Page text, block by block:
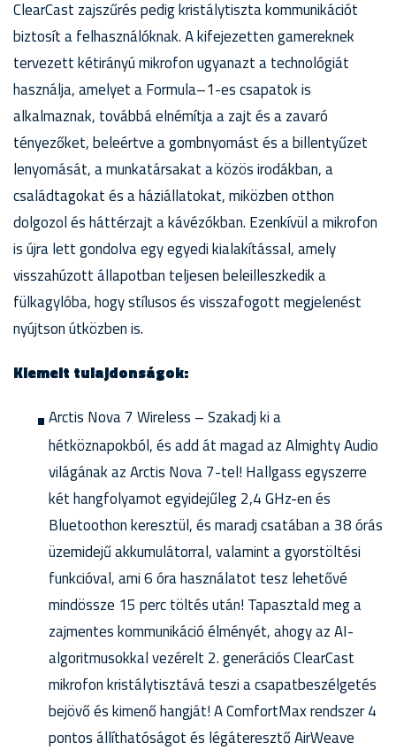
ClearCast zajszűrés pedig kristálytiszta kommunikációt
biztosít a felhasználóknak. A kifejezetten gamereknek
tervezett kétirányú mikrofon ugyanazt a technológiát
használja, amelyet a Formula–1-es csapatok is
alkalmaznak, továbbá elnémítja a zajt és a zavaró
tényezőket, beleértve a gombnyomást és a billentyűzet
lenyomását, a munkatársakat a közös irodákban, a
családtagokat és a háziállatokat, miközben otthon
dolgozol és háttérzajt a kávézókban. Ezenkívül a mikrofon
is újra lett gondolva egy egyedi kialakítással, amely
visszahúzott állapotban teljesen beleilleszkedik a
fülkagylóba, hogy stílusos és visszafogott megjelenést
nyújtson útközben is.
Kiemelt tulajdonságok:
Arctis Nova 7 Wireless – Szakadj ki a
hétköznapokból, és add át magad az Almighty Audio
világának az Arctis Nova 7-tel! Hallgass egyszerre
két hangfolyamot egyidejűleg 2,4 GHz-en és
Bluetoothon keresztül, és maradj csatában a 38 órás
üzemidejű akkumulátorral, valamint a gyorstöltési
funkcióval, ami 6 óra használatot tesz lehetővé
mindössze 15 perc töltés után! Tapasztald meg a
zajmentes kommunikáció élményét, ahogy az AI-
algoritmusokkal vezérelt 2. generációs ClearCast
mikrofon kristálytisztává teszi a csapatbeszélgetés
bejövő és kimenő hangját! A ComfortMax rendszer 4
pontos állíthatóságot és légáteresztő AirWeave